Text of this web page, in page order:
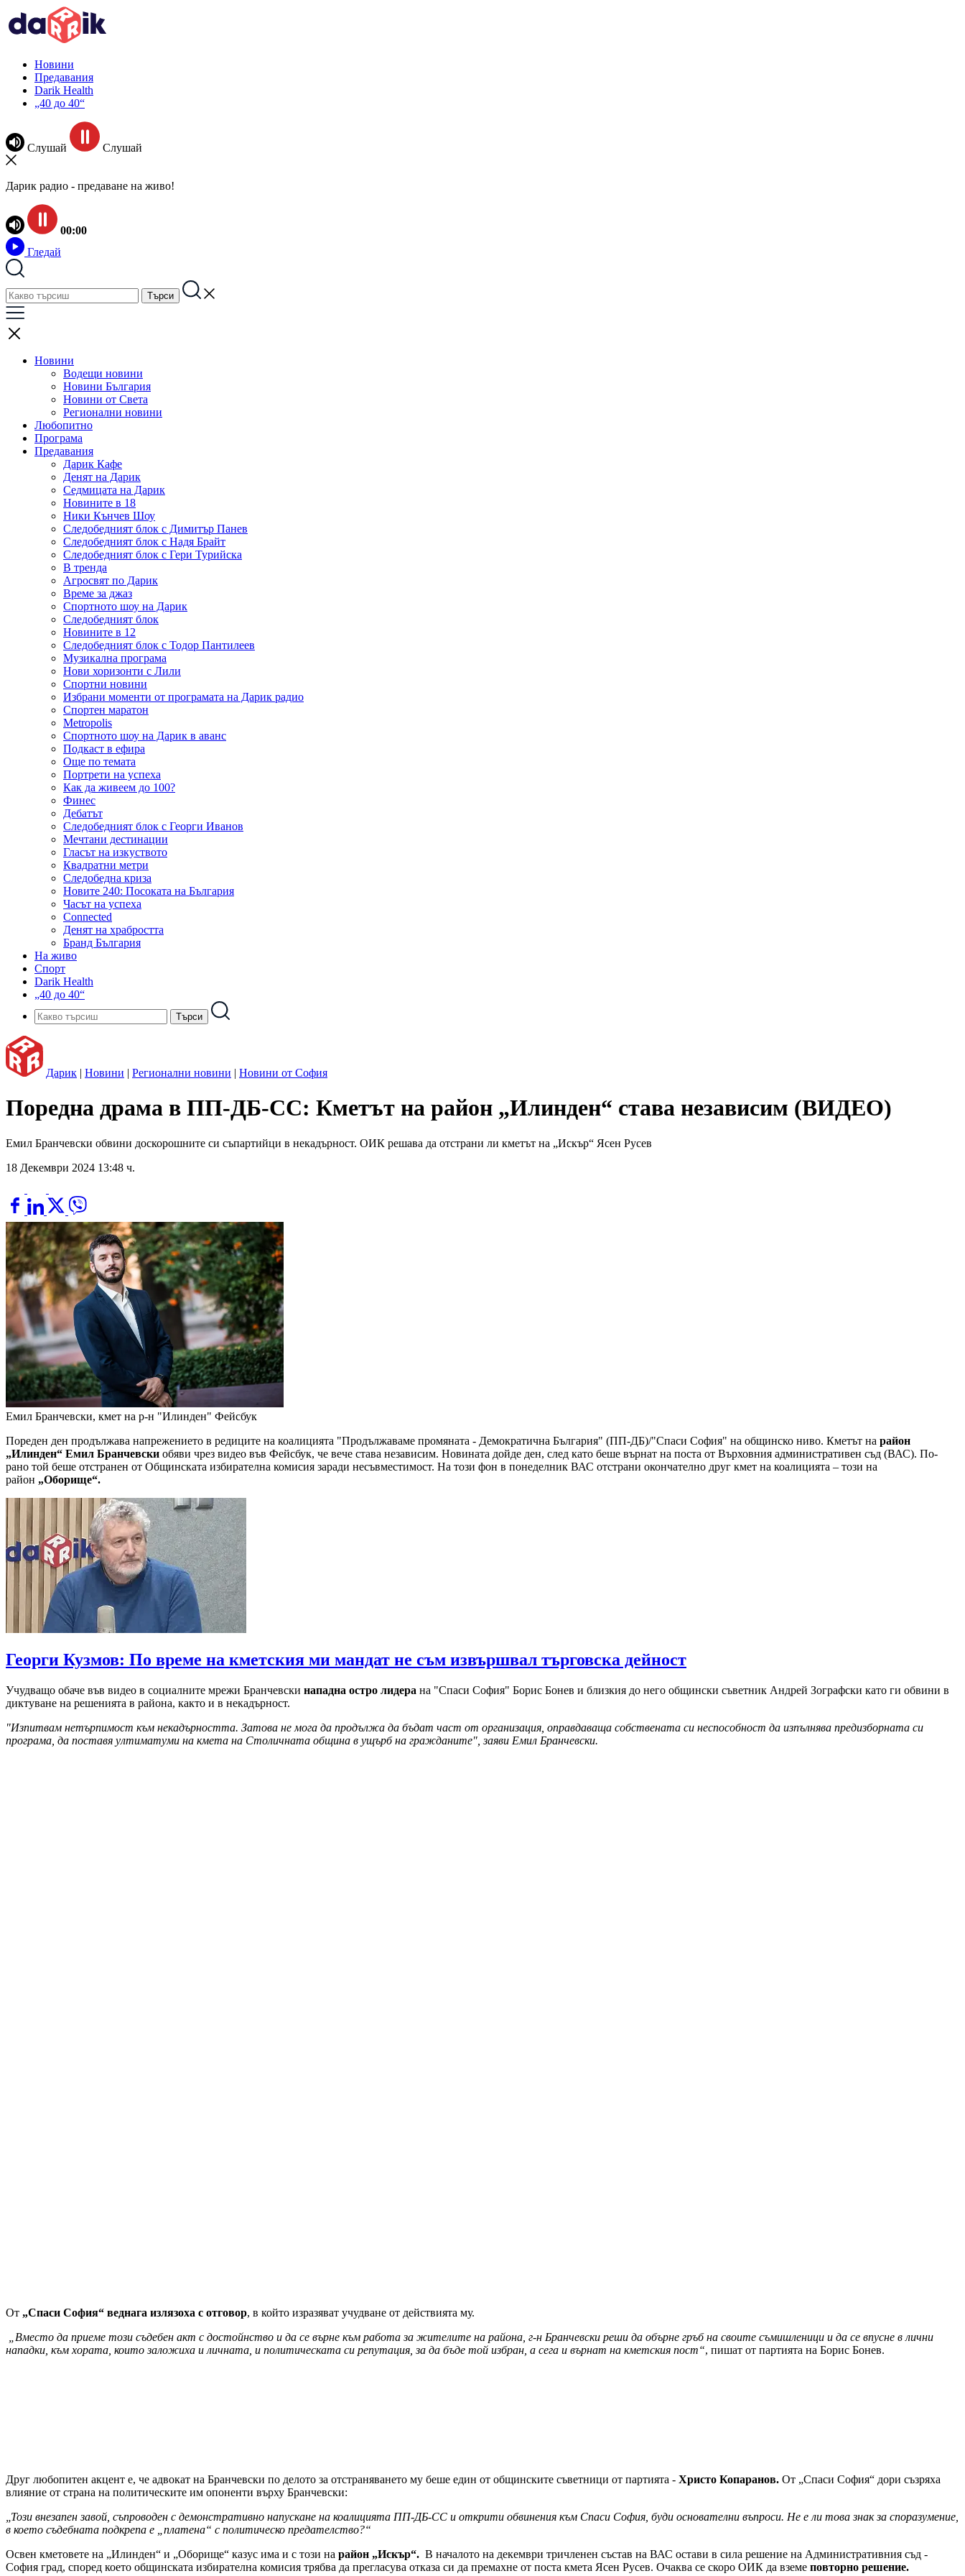
Новини
Предавания
Darik Health
„40 до 40“
Слушай Слушай
Дарик радио - предаване на живо!
00:00
Гледай
Новини
Водещи новини
Новини България
Новини от Света
Регионални новини
Любопитно
Програма
Предавания
Дарик Кафе
Денят на Дарик
Седмицата на Дарик
Новините в 18
Ники Кънчев Шоу
Следобедният блок с Димитър Панев
Следобедният блок с Надя Брайт
Следобедният блок с Гери Турийска
В тренда
Агросвят по Дарик
Време за джаз
Спортното шоу на Дарик
Следобедният блок
Новините в 12
Следобедният блок с Тодор Пантилеев
Музикална програма
Нови хоризонти с Лили
Спортни новини
Избрани моменти от програмата на Дарик радио
Спортен маратон
Metropolis
Спортното шоу на Дарик в аванс
Подкаст в ефира
Още по темата
Портрети на успеха
Как да живеем до 100?
Финес
Дебатът
Следобедният блок с Георги Иванов
Мечтани дестинации
Гласът на изкуството
Квадратни метри
Следобедна криза
Новите 240: Посоката на България
Часът на успеха
Connected
Денят на храбростта
Бранд България
На живо
Спорт
Darik Health
„40 до 40“
Дарик | Новини | Регионални новини | Новини от София
Поредна драма в ПП-ДБ-СС: Кметът на район „Илинден“ става независим (ВИДЕО)
Емил Бранчевски обвини доскорошните си съпартийци в некадърност. ОИК решава да отстрани ли кметът на „Искър“ Ясен Русев
18 Декември 2024 13:48 ч.
Емил Бранчевски, кмет на р-н "Илинден" Фейсбук
Пореден ден продължава напрежението в редиците на коалицията "Продължаваме промяната - Демократична България" (ПП-ДБ)/"Спаси София" на общинско ниво. Кметът на район
„Илинден“ Емил Бранчевски обяви чрез видео във Фейсбук, че вече става независим. Новината дойде ден, след като беше върнат на поста от Върховния административен съд (ВАС). По-
рано той беше отстранен от Общинската избирателна комисия заради несъвместимост. На този фон в понеделник ВАС отстрани окончателно друг кмет на коалицията – този на
район „Оборище“.
Георги Кузмов: По време на кметския ми мандат не съм извършвал търговска дейност
Учудващо обаче във видео в социалните мрежи Бранчевски нападна остро лидера на "Спаси София" Борис Бонев и близкия до него общински съветник Андрей Зографски като ги обвини в
диктуване на решенията в района, както и в некадърност.
"Изпитвам нетърпимост към некадърността. Затова не мога да продължа да бъдат част от организация, оправдаваща собствената си неспособност да изпълнява предизборната си
програма, да поставя ултиматуми на кмета на Столичната община в ущърб на гражданите", заяви Емил Бранчевски.
От „Спаси София“ веднага излязоха с отговор, в който изразяват учудване от действията му.
„Вместо да приеме този съдебен акт с достойнство и да се върне към работа за жителите на района, г-н Бранчевски реши да обърне гръб на своите съмишленици и да се впусне в лични
нападки, към хората, които заложиха и личната, и политическата си репутация, за да бъде той избран, а сега и върнат на кметския пост“, пишат от партията на Борис Бонев.
Друг любопитен акцент е, че адвокат на Бранчевски по делото за отстраняването му беше един от общинските съветници от партията - Христо Копаранов. От „Спаси София“ дори съзряха
влияние от страна на политическите им опоненти върху Бранчевски:
„Този внезапен завой, съпроводен с демонстративно напускане на коалицията ПП-ДБ-СС и открити обвинения към Спаси София, буди основателни въпроси. Не е ли това знак за споразумение,
в което съдебната подкрепа е „платена“ с политическо предателство?“
Освен кметовете на „Илинден“ и „Оборище“ казус има и с този на район „Искър“. В началото на декември тричленен състав на ВАС остави в сила решение на Административния съд -
София град, според което общинската избирателна комисия трябва да прегласува отказа си да премахне от поста кмета Ясен Русев. Очаква се скоро ОИК да вземе повторно решение.